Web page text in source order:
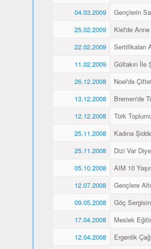
04.03.2009
Gençlerin
25.02.2009
Kiel'de
22.02.2009
Sertifikaları
11.02.2009
Gültakın İle
26.12.2008
Noel'de
13.12.2008
Bremen'de
12.12.2008
Türk
25.11.2008
Kadına
25.11.2008
Dizi Var
05.10.2008
AIM 10
12.07.2008
Gençlere
09.05.2008
Göç
17.04.2008
Meslek
12.04.2008
Ergenlik